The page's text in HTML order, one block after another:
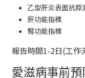
乙型肝炎表面抗原
肝功能指標
腎功能指標
報告時間1-2日(工作
愛滋病事前